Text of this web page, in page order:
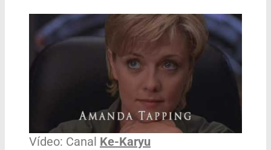
Vídeo: Canal Ke-Karyu